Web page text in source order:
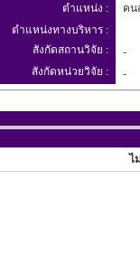
ตำแหน่ง :
คน
ตำแหน่งทางบริหาร :
สังกัดสถานวิจัย :
-
สังกัดหน่วยวิจัย :
-
ไ